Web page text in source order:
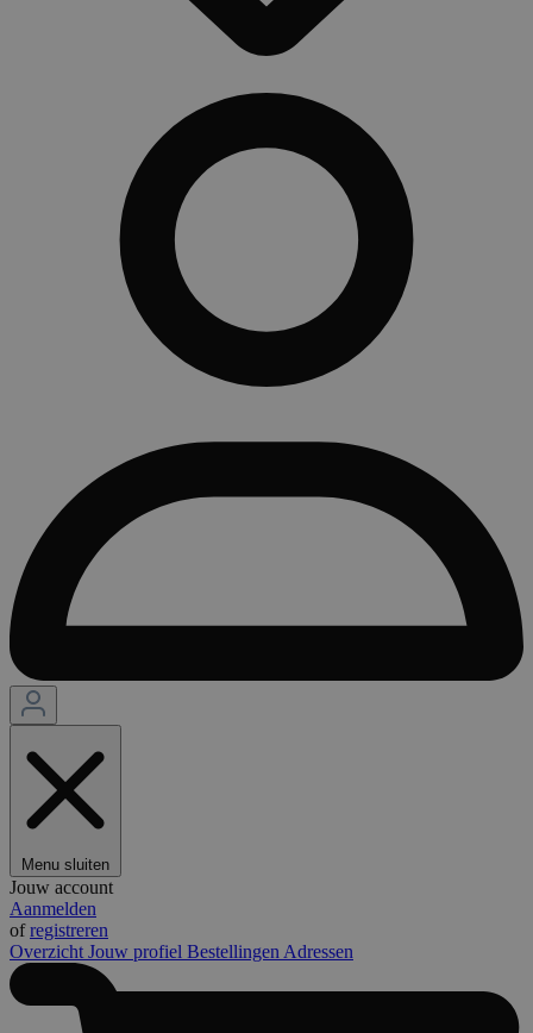
Menu sluiten
Jouw account
Aanmelden
ofregistreren
Overzicht Jouw profiel Bestellingen Adressen